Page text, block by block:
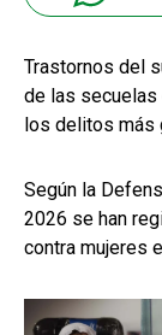
Trastornos del
de las secuelas
los delitos más
Según la
2026 se han
contra mujeres